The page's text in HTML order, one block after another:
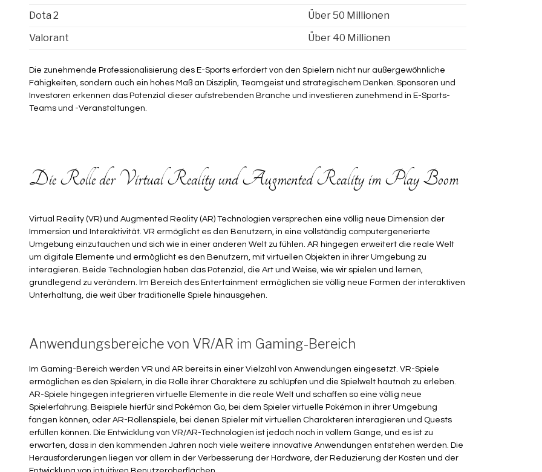
Dota 2
Über 50 Millionen
Valorant
Über 40 Millionen
Die zunehmende Professionalisierung des E-Sports erfordert von den Spielern nicht nur außergewöhnliche
Fähigkeiten, sondern auch ein hohes Maß an Disziplin, Teamgeist und strategischem Denken. Sponsoren und
Investoren erkennen das Potenzial dieser aufstrebenden Branche und investieren zunehmend in E-Sports-
Teams und -Veranstaltungen.
Die Rolle der Virtual Reality und Augmented Reality im Play Boom
Virtual Reality (VR) und Augmented Reality (AR) Technologien versprechen eine völlig neue Dimension der
Immersion und Interaktivität. VR ermöglicht es den Benutzern, in eine vollständig computergenerierte
Umgebung einzutauchen und sich wie in einer anderen Welt zu fühlen. AR hingegen erweitert die reale Welt
um digitale Elemente und ermöglicht es den Benutzern, mit virtuellen Objekten in ihrer Umgebung zu
interagieren. Beide Technologien haben das Potenzial, die Art und Weise, wie wir spielen und lernen,
grundlegend zu verändern. Im Bereich des Entertainment ermöglichen sie völlig neue Formen der interaktiven
Unterhaltung, die weit über traditionelle Spiele hinausgehen.
Anwendungsbereiche von VR/AR im Gaming-Bereich
Im Gaming-Bereich werden VR und AR bereits in einer Vielzahl von Anwendungen eingesetzt. VR-Spiele
ermöglichen es den Spielern, in die Rolle ihrer Charaktere zu schlüpfen und die Spielwelt hautnah zu erleben.
AR-Spiele hingegen integrieren virtuelle Elemente in die reale Welt und schaffen so eine völlig neue
Spielerfahrung. Beispiele hierfür sind Pokémon Go, bei dem Spieler virtuelle Pokémon in ihrer Umgebung
fangen können, oder AR-Rollenspiele, bei denen Spieler mit virtuellen Charakteren interagieren und Quests
erfüllen können. Die Entwicklung von VR/AR-Technologien ist jedoch noch in vollem Gange, und es ist zu
erwarten, dass in den kommenden Jahren noch viele weitere innovative Anwendungen entstehen werden. Die
Herausforderungen liegen vor allem in der Verbesserung der Hardware, der Reduzierung der Kosten und der